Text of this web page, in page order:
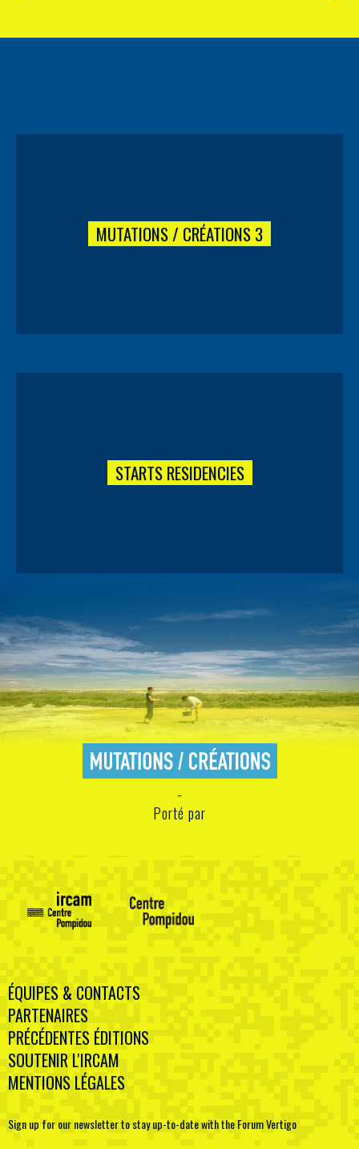
MUTATIONS / CRÉATIONS 3
STARTS RESIDENCIES
Porté par
ÉQUIPES & CONTACTS
PARTENAIRES
PRÉCÉDENTES ÉDITIONS
SOUTENIR L'IRCAM
MENTIONS LÉGALES
Sign up for our newsletter to stay up-to-date with the Forum Vertigo